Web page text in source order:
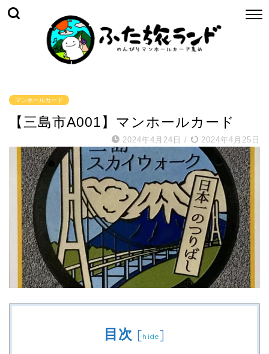
マンホールカード
【三島市A001】マンホールカード
2024年4月24日 / 2024年4月25日
目次 [hide]